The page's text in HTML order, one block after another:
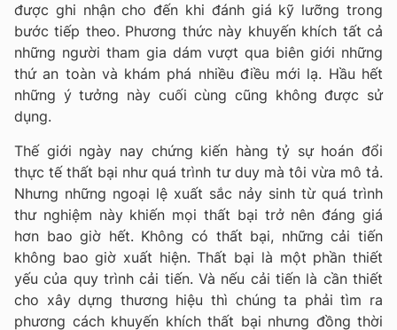
được ghi nhận cho đến khi đánh giá kỹ lưỡng trong
bước tiếp theo. Phương thức này khuyến khích tất cả
những người tham gia dám vượt qua biên giới những
thứ an toàn và khám phá nhiều điều mới lạ. Hầu hết
những ý tưởng này cuối cùng cũng không được sử
dụng.
Thế giới ngày nay chứng kiến hàng tỷ sự hoán đổi
thực tế thất bại như quá trình tư duy mà tôi vừa mô tả.
Nhưng những ngoại lệ xuất sắc nảy sinh từ quá trình
thư nghiệm này khiến mọi thất bại trở nên đáng giá
hơn bao giờ hết. Không có thất bại, những cải tiến
không bao giờ xuất hiện. Thất bại là một phần thiết
yếu của quy trình cải tiến. Và nếu cải tiến là cần thiết
cho xây dựng thương hiệu thì chúng ta phải tìm ra
phương cách khuyến khích thất bại nhưng đồng thời